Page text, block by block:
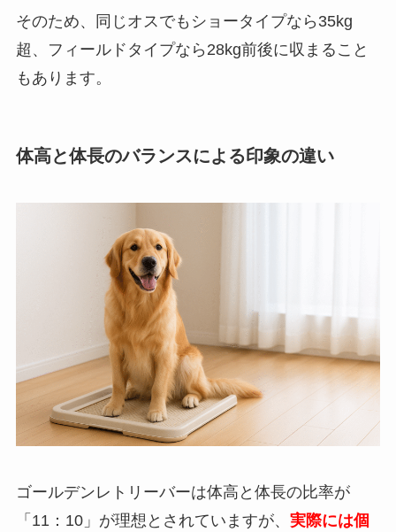
そのため、同じオスでもショータイプなら35kg
超、フィールドタイプなら28kg前後に収まること
もあります。
体高と体長のバランスによる印象の違い
ゴールデンレトリーバーは体高と体長の比率が
「11：10」が理想とされていますが、 実際には個